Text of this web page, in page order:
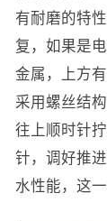
有耐磨的特
复，如果是
金属，上方
采用螺丝结
往上顺时针
针，调好推
水性能，这